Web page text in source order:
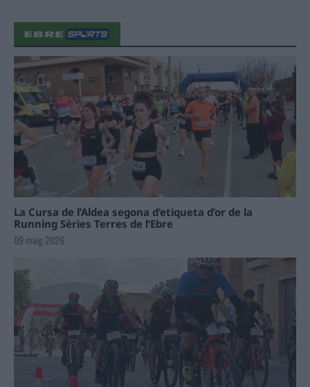
La Cursa de l’Aldea segona d’etiqueta d’or de la
Running Sèries Terres de l’Ebre
09 maig 2026